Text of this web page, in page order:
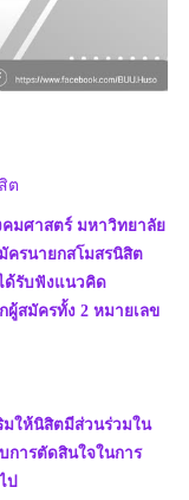
ต
มศาสตร์ มหาวิทยาลัย
ครนายกสโมสรนิสิต
ด้รับฟังแนวคิด
สมัครทั้ง 2 หมายเลข
มให้นิสิตมีส่วนร่วมใน
การตัดสินใจในการ
ป